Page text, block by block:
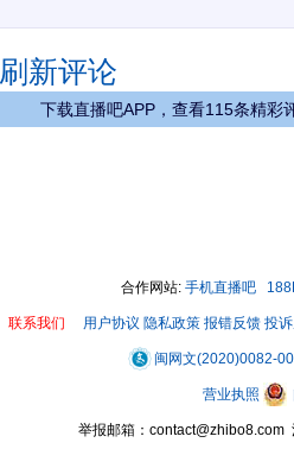
刷新评论
下载直播吧APP，查看115条精彩
合作网站: 手机直播吧
联系我们 用户协议 隐私政策 报错反馈 投
闽网文(2020)0082-
营业执照
举报邮箱：